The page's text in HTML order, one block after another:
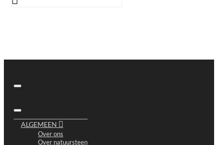
ALGEMEEN
Over ons
Over natuursteen